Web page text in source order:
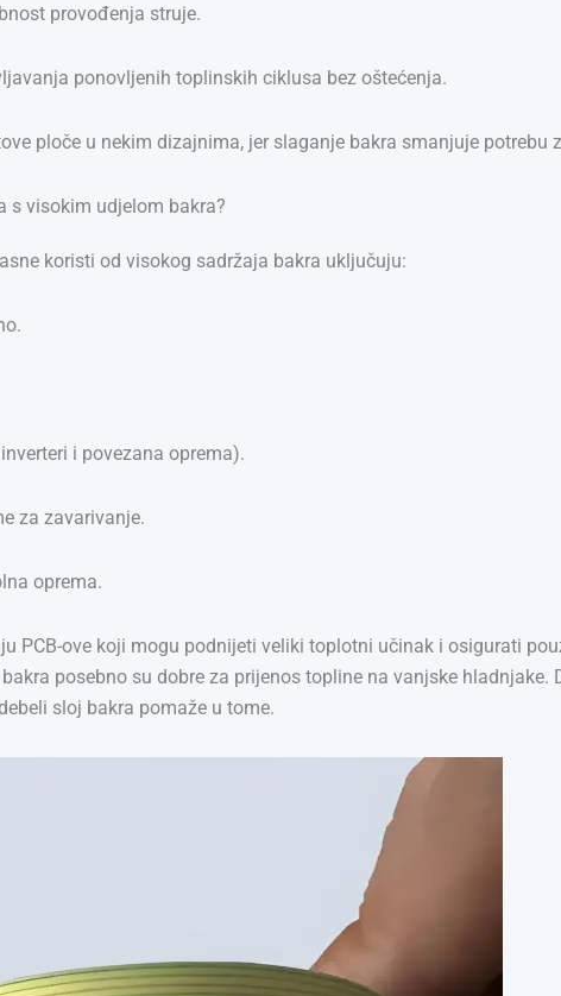
provođenja struje.
ponovljenih toplinskih ciklusa bez oštećenja.
ploče u nekim dizajnima, jer slaganje bakra smanjuje potrebu
s visokim udjelom bakra?
koristi od visokog sadržaja bakra uključuju:
i povezana oprema).
za zavarivanje.
oprema.
PCB-ove koji mogu podnijeti veliki toplotni učinak i osigurati
posebno su dobre za prijenos topline na vanjske
sloj bakra pomaže u tome.